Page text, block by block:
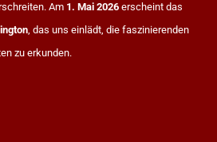
Am 1. Mai 2026 erscheint das
, das uns einlädt, die faszinierenden
zu erkunden.